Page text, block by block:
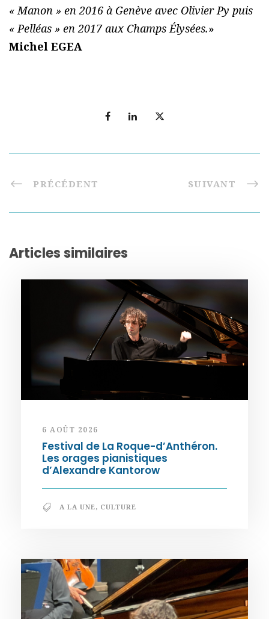
« Manon » en 2016 à Genève avec Olivier Py puis
« Pelléas » en 2017 aux Champs Élysées.»
Michel EGEA
PRÉCÉDENT SUIVANT
Articles similaires
6 AOÛT 2026
Festival de La Roque-d’Anthéron.
Les orages pianistiques
d’Alexandre Kantorow
A LA UNE, CULTURE